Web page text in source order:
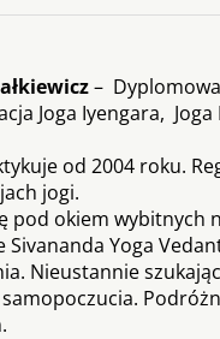
–
Joga Iyengara,
od 2004 roku.
jogi.
pod okiem wybitnych
Sivananda Yoga
Nieustannie